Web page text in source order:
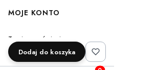
MOJE KONTO
Twoje zamówienia
Ustawienia konta
Przechowalnia
Dodaj do koszyka